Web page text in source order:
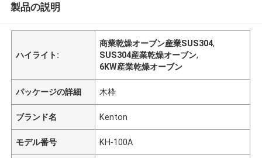
製品の説明
ハイライト:
商業乾燥オーブン産業SUS304,
SUS304産業乾燥オーブン,
6KW産業乾燥オーブン
パッケージの詳細 木枠
ブランド名 Kenton
モデル番号 KH-100A